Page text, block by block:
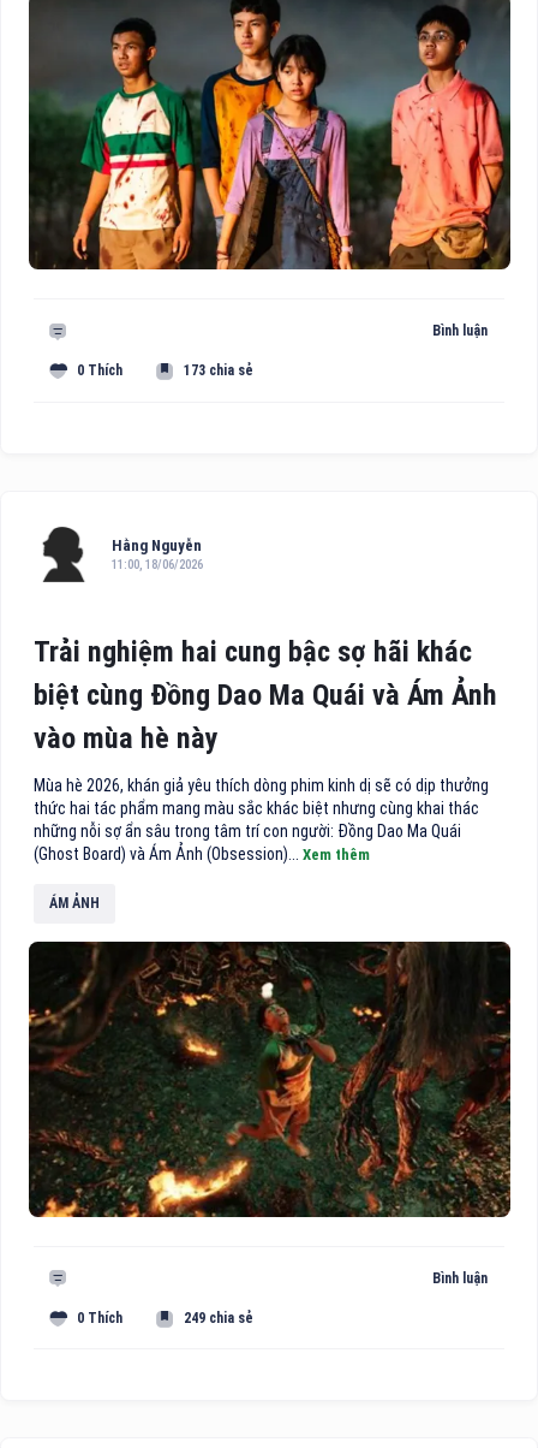
Bình luận
0 Thích 173 chia sẻ
Hằng Nguyễn
11:00, 18/06/2026
Trải nghiệm hai cung bậc sợ hãi khác
biệt cùng Đồng Dao Ma Quái và Ám Ảnh
vào mùa hè này
Mùa hè 2026, khán giả yêu thích dòng phim kinh dị sẽ có dịp thưởng
thức hai tác phẩm mang màu sắc khác biệt nhưng cùng khai thác
những nỗi sợ ẩn sâu trong tâm trí con người: Đồng Dao Ma Quái
(Ghost Board) và Ám Ảnh (Obsession)... Xem thêm
ÁM ẢNH
Bình luận
0 Thích 249 chia sẻ